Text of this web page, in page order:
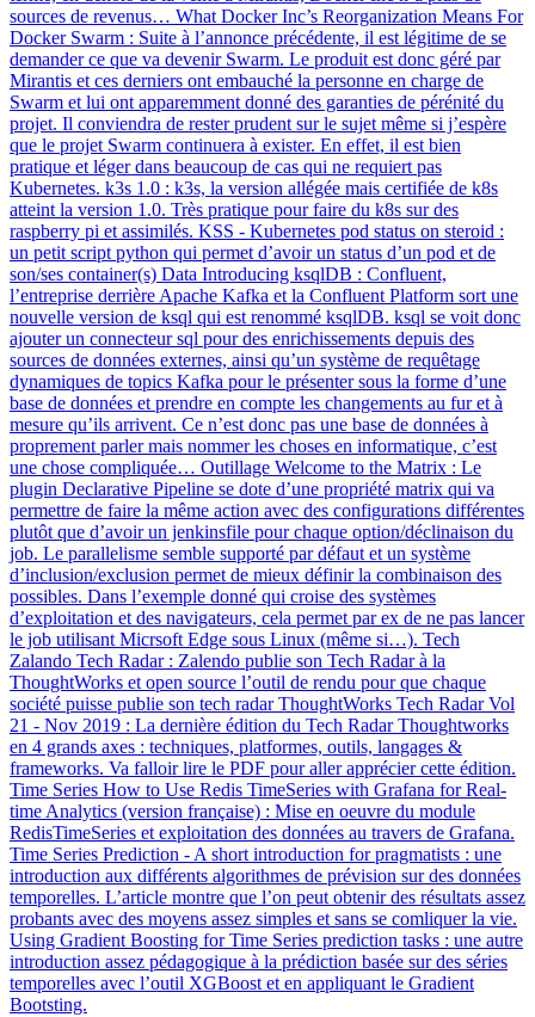
sources de revenus… What Docker Inc’s Reorganization Means For
Docker Swarm : Suite à l’annonce précédente, il est légitime de se
demander ce que va devenir Swarm. Le produit est donc géré par
Mirantis et ces derniers ont embauché la personne en charge de
Swarm et lui ont apparemment donné des garanties de pérénité du
projet. Il conviendra de rester prudent sur le sujet même si j’espère
que le projet Swarm continuera à exister. En effet, il est bien
pratique et léger dans beaucoup de cas qui ne requiert pas
Kubernetes. k3s 1.0 : k3s, la version allégée mais certifiée de k8s
atteint la version 1.0. Très pratique pour faire du k8s sur des
raspberry pi et assimilés. KSS - Kubernetes pod status on steroid :
un petit script python qui permet d’avoir un status d’un pod et de
son/ses container(s) Data Introducing ksqlDB : Confluent,
l’entreprise derrière Apache Kafka et la Confluent Platform sort une
nouvelle version de ksql qui est renommé ksqlDB. ksql se voit donc
ajouter un connecteur sql pour des enrichissements depuis des
sources de données externes, ainsi qu’un système de requêtage
dynamiques de topics Kafka pour le présenter sous la forme d’une
base de données et prendre en compte les changements au fur et à
mesure qu’ils arrivent. Ce n’est donc pas une base de données à
proprement parler mais nommer les choses en informatique, c’est
une chose compliquée… Outillage Welcome to the Matrix : Le
plugin Declarative Pipeline se dote d’une propriété matrix qui va
permettre de faire la même action avec des configurations différentes
plutôt que d’avoir un jenkinsfile pour chaque option/déclinaison du
job. Le parallelisme semble supporté par défaut et un système
d’inclusion/exclusion permet de mieux définir la combinaison des
possibles. Dans l’exemple donné qui croise des systèmes
d’exploitation et des navigateurs, cela permet par ex de ne pas lancer
le job utilisant Micrsoft Edge sous Linux (même si…). Tech
Zalando Tech Radar : Zalendo publie son Tech Radar à la
ThoughtWorks et open source l’outil de rendu pour que chaque
société puisse publie son tech radar ThoughtWorks Tech Radar Vol
21 - Nov 2019 : La dernière édition du Tech Radar Thoughtworks
en 4 grands axes : techniques, platformes, outils, langages &
frameworks. Va falloir lire le PDF pour aller apprécier cette édition.
Time Series How to Use Redis TimeSeries with Grafana for Real-
time Analytics (version française) : Mise en oeuvre du module
RedisTimeSeries et exploitation des données au travers de Grafana.
Time Series Prediction - A short introduction for pragmatists : une
introduction aux différents algorithmes de prévision sur des données
temporelles. L’article montre que l’on peut obtenir des résultats assez
probants avec des moyens assez simples et sans se comliquer la vie.
Using Gradient Boosting for Time Series prediction tasks : une autre
introduction assez pédagogique à la prédiction basée sur des séries
temporelles avec l’outil XGBoost et en appliquant le Gradient
Bootsting.